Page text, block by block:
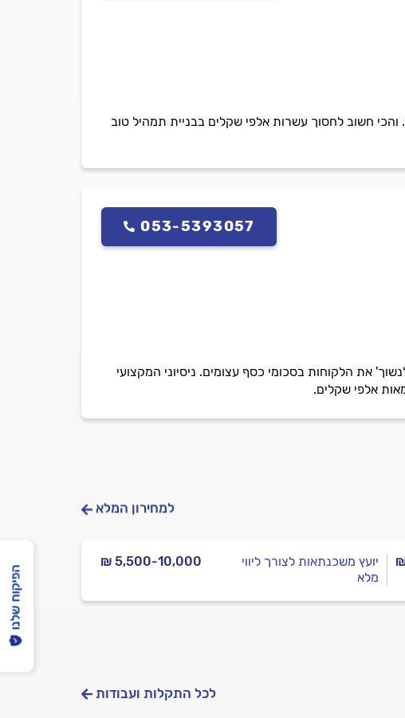
חשוב לחסוך עשרות אלפי שקלים בבניית תמהיל טוב
053-5393057
את הלקוחות בסכומי כסף עצומים. ניסיוני המקצועי
אלפי שקלים.
למחירון המלא
₪ 5,500-10,000
יועץ משכנתאות לצורך ליווי
מלא
לכל התקלות ועבודות
הפיקוח שלנו